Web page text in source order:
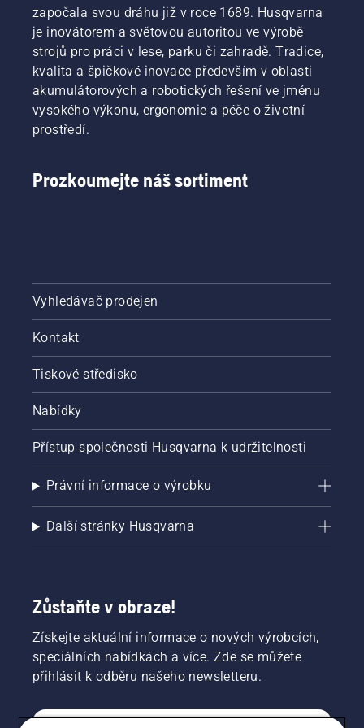
započala svou dráhu již v roce 1689. Husqvarna
je inovátorem a světovou autoritou ve výrobě
strojů pro práci v lese, parku či zahradě. Tradice,
kvalita a špičkové inovace především v oblasti
akumulátorových a robotických řešení ve jménu
vysokého výkonu, ergonomie a péče o životní
prostředí.
Prozkoumejte náš sortiment
Vyhledávač prodejen
Kontakt
Tiskové středisko
Nabídky
Přístup společnosti Husqvarna k udržitelnosti
Právní informace o výrobku
Další stránky Husqvarna
Zůstaňte v obraze!
Získejte aktuální informace o nových výrobcích,
speciálních nabídkách a více. Zde se můžete
přihlásit k odběru našeho newsletteru.